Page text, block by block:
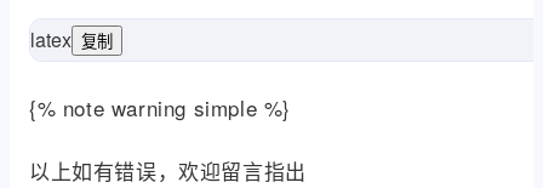
latex 复制
{% note warning simple %}
以上如有错误，欢迎留言指出